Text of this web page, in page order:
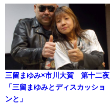
三留まゆみ×市川大賀 第十二夜
「三留まゆみとディスカッショ
ンと」